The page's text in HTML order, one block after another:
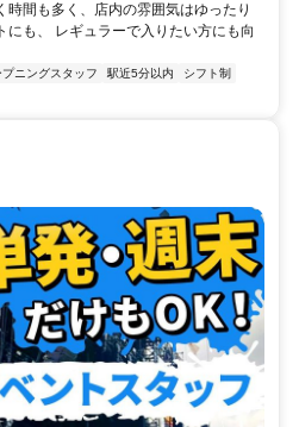
時間も多く、店内の雰囲気はゆったり
にも、 レギュラーで入りたい方にも向
プニングスタッフ 駅近5分以内
シフト制